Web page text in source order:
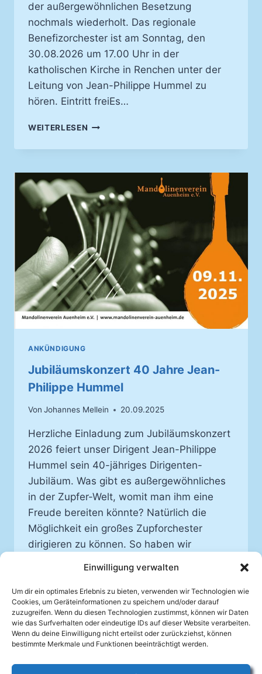
Einwilligung verwalten
Um dir ein optimales Erlebnis zu bieten, verwenden wir Technologien wie
Cookies, um Geräteinformationen zu speichern und/oder darauf
zuzugreifen. Wenn du diesen Technologien zustimmst, können wir Daten
wie das Surfverhalten oder eindeutige IDs auf dieser Website verarbeiten.
Wenn du deine Einwilligung nicht erteilst oder zurückziehst, können
bestimmte Merkmale und Funktionen beeinträchtigt werden.
der außergewöhnlichen Besetzung
nochmals wiederholt. Das regionale
Benefizorchester ist am Sonntag, den
30.08.2026 um 17.00 Uhr in der
katholischen Kirche in Renchen unter der
Leitung von Jean-Philippe Hummel zu
hören. Eintritt freiEs…
WEITERLESEN BENEFIZKONZERT
RENCHEN
ANKÜNDIGUNG
Jubiläumskonzert 40 Jahre Jean-
Philippe Hummel
Von Johannes Mellein 20.09.2025
Herzliche Einladung zum Jubiläumskonzert
2026 feiert unser Dirigent Jean-Philippe
Hummel sein 40-jähriges Dirigenten-
Jubiläum. Was gibt es außergewöhnliches
in der Zupfer-Welt, womit man ihm eine
Freude bereiten könnte? Natürlich die
Möglichkeit ein großes Zupforchester
dirigieren zu können. So haben wir
Vereine aus Appenweier, Basel, Illkirch-
Graffenstaden, Neuweier, Offenburg,
Ötigheim, Schiltigheim, Weil…
WEITERLESENJUBILÄUMSKONZERT
40